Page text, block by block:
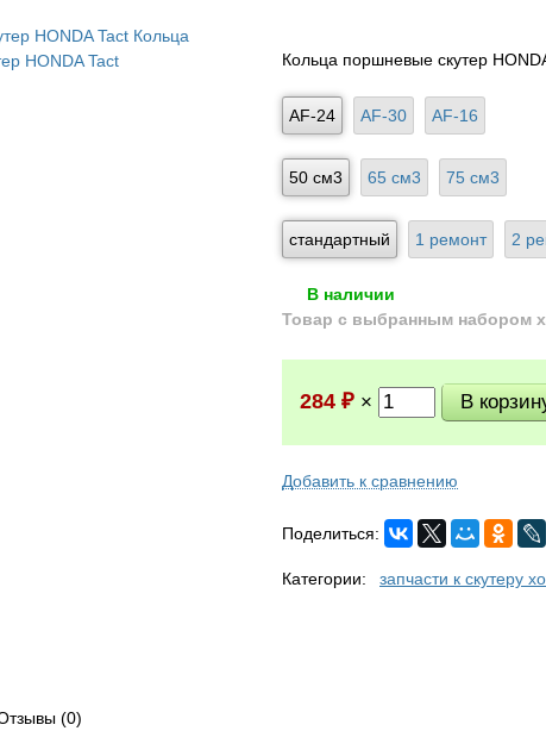
Кольца поршневые скутер
AF-24 AF-30 AF-16
50 см3 65 см3 75 см3
стандартный 1 ремонт 2
В наличии
Товар с выбранным набором
284 ₽ ×
Добавить к сравнению
Поделиться:
Категории: запчасти к скутеру
(0)